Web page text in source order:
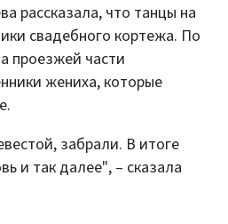
рассказала, что танцы на
свадебного кортежа. По
проезжей части
жениха, которые
забрали. В итоге
и так далее", – сказала